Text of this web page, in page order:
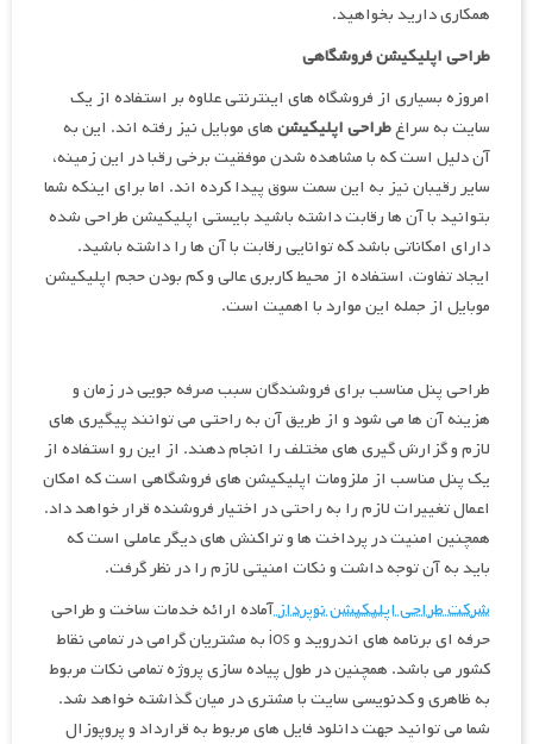
همکاری دارید بخواهید.
طراحی اپلیکیشن فروشگاهی
امروزه بسیاری از فروشگاه های اینترنتی علاوه بر استفاده از یک
سایت به سراغطراحی اپلیکیشنهای موبایل نیز رفته اند. این به
آن دلیل است که با مشاهده شدن موفقیت برخی رقبا در این زمینه،
سایر رقیبان نیز به این سمت سوق پیدا کرده اند. اما برای اینکه شما
بتوانید با آن ها رقابت داشته باشید بایستی اپلیکیشن طراحی شده
دارای امکاناتی باشد که توانایی رقابت با آن ها را داشته باشید.
ایجاد تفاوت، استفاده از محیط کاربری عالی و کم بودن حجم اپلیکیشن
موبایل از جمله این موارد با اهمیت است.
طراحی پنل مناسب برای فروشندگان سبب صرفه جویی در زمان و
هزینه آن ها می شود و از طریق آن به راحتی می توانند پیگیری های
لازم و گزارش گیری های مختلف را انجام دهند. از این رو استفاده از
یک پنل مناسب از ملزومات اپلیکیشن های فروشگاهی است که امکان
اعمال تغییرات لازم را به راحتی در اختیار فروشنده قرار خواهد داد.
همچنین امنیت در پرداخت ها و تراکنش های دیگر عاملی است که
باید به آن توجه داشت و نکات امنیتی لازم را در نظر گرفت.
شرکت طراحی اپلیکیشن نوپردازآماده ارائه خدمات ساخت و طراحی
حرفه ای برنامه های اندروید و ios به مشتریان گرامی در تمامی نقاط
کشور می باشد. همچنین در طول پیاده سازی پروژه تمامی نکات مربوط
به ظاهری و کدنویسی سایت با مشتری در میان گذاشته خواهد شد.
شما می توانید جهت دانلود فایل های مربوط به قرارداد و پروپوزال